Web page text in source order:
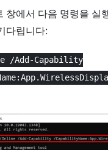
창에서 다음 명령을 실
다립니다:
/Add-Capability